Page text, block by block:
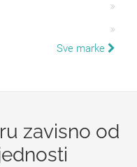
Sve marke
zavisno od